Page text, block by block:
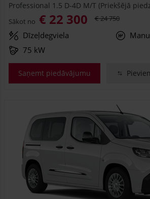
Professional 1.5 D-4D M/T (Priekšējā
Sākot no € 22 300 € 24 750
Dīzeļdegviela
75 kW
Saņemt piedāvājumu